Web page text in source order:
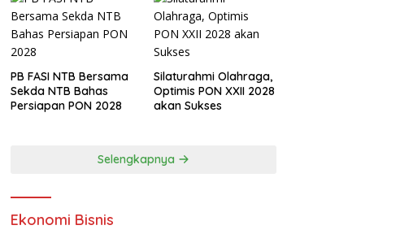
PB FASI NTB Bersama
Sekda NTB Bahas
Persiapan PON 2028
Silaturahmi Olahraga,
Optimis PON XXII 2028
akan Sukses
Selengkapnya
Ekonomi Bisnis